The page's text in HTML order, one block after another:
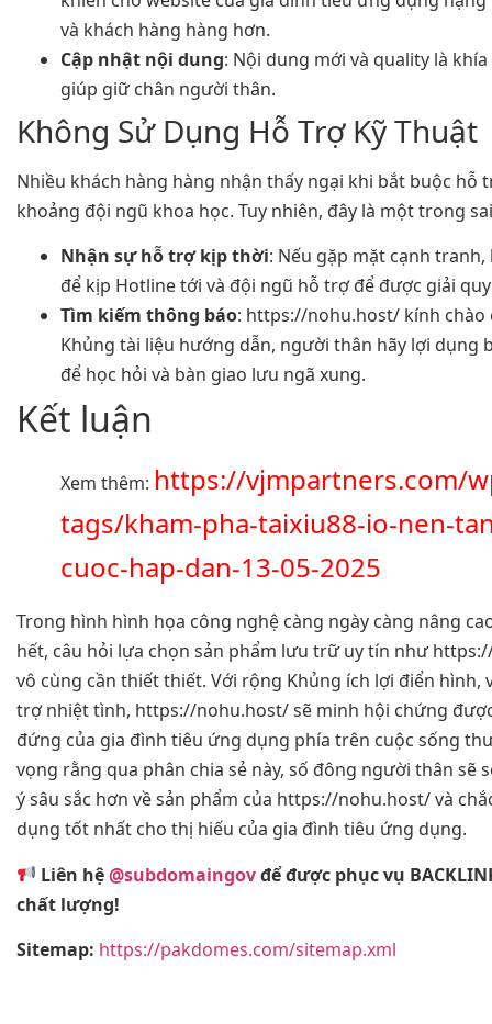
và khách hàng hàng hơn.
Cập nhật nội dung: Nội dung mới và quality là
giúp giữ chân người thân.
Không Sử Dụng Hỗ Trợ Kỹ Thuật
Nhiều khách hàng hàng nhận thấy ngại khi bắt buộc hỗ
khoảng đội ngũ khoa học. Tuy nhiên, đây là một trong
Nhận sự hỗ trợ kịp thời: Nếu gặp mặt cạnh tranh,
để kịp Hotline tới và đội ngũ hỗ trợ để được giải
Tìm kiếm thông báo: https://nohu.host/ kính chào
Khủng tài liệu hướng dẫn, người thân hãy lợi dụng
để học hỏi và bàn giao lưu ngã xung.
Kết luận
Xem thêm: https://vjmpartners.com/
tags/kham-pha-taixiu88-io-nen-
cuoc-hap-dan-13-05-2025
Trong hình hình họa công nghệ càng ngày càng nâng
hết, câu hỏi lựa chọn sản phẩm lưu trữ uy tín như
vô cùng cần thiết thiết. Với rộng Khủng ích lợi điển hình,
trợ nhiệt tình, https://nohu.host/ sẽ minh hội chứng
đứng của gia đình tiêu ứng dụng phía trên cuộc sống
vọng rằng qua phân chia sẻ này, số đông người thân sẽ
ý sâu sắc hơn về sản phẩm của https://nohu.host/ và
dụng tốt nhất cho thị hiếu của gia đình tiêu ứng dụng.
Liên hệ@subdomaingovđể được phục vụ
chất lượng!
Sitemap: https://pakdomes.com/sitemap.xml